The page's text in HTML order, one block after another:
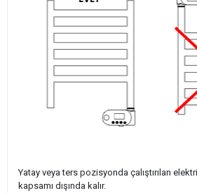
Yatay veya ters pozisyonda çalıştırılan
kapsamı dışında kalır.